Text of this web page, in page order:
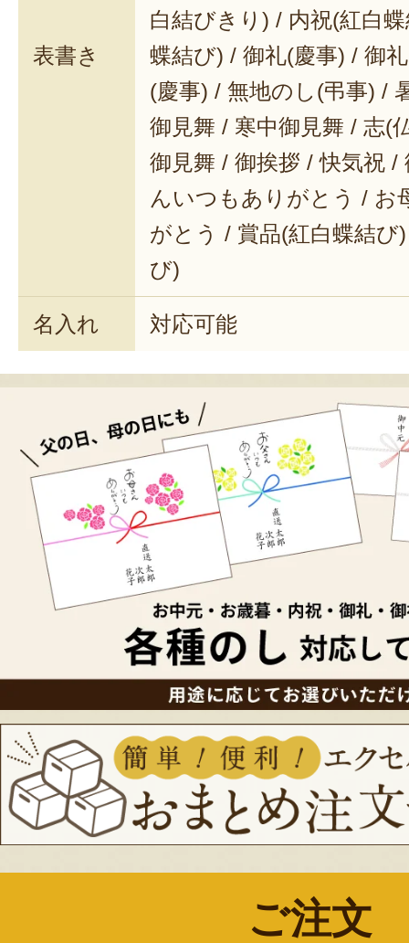
表書き
白結びきり) / 内祝(紅白
蝶結び) / 御礼(慶事) / 御
(慶事) / 無地のし(弔事) /
御見舞 / 寒中御見舞 / 志(
御見舞 / 御挨拶 / 快気祝 /
んいつもありがとう / お
がとう / 賞品(紅白蝶結び
び)
名入れ 対応可能
ご注文